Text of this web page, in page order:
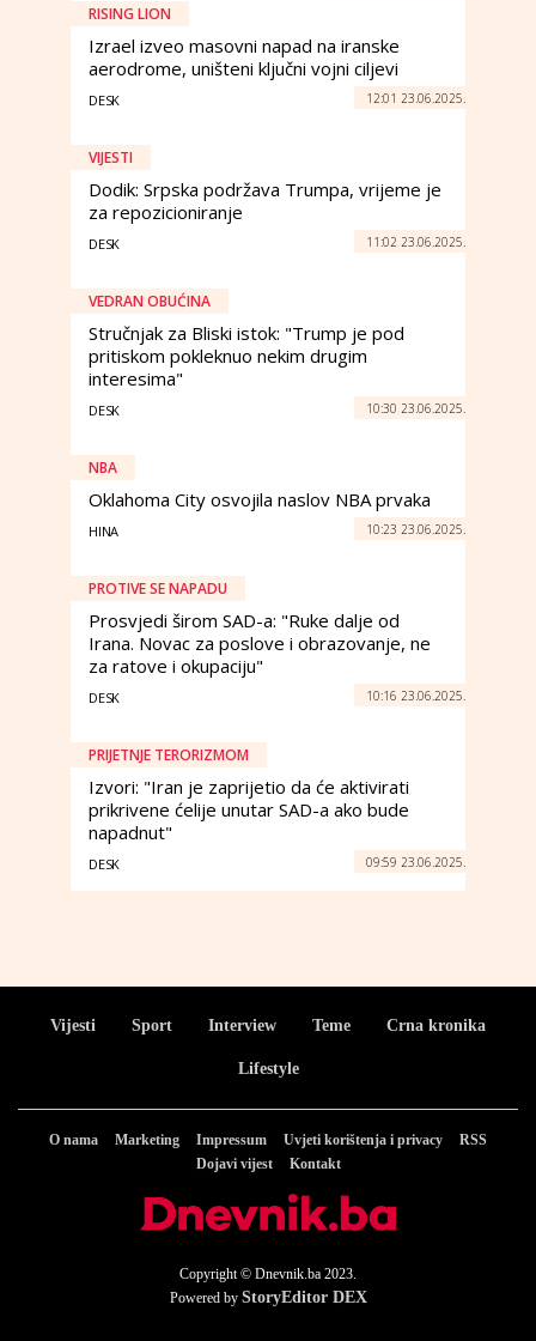
RISING LION
Izrael izveo masovni napad na iranske
aerodrome, uništeni ključni vojni ciljevi
DESK 12:01 23.06.2025.
VIJESTI
Dodik: Srpska podržava Trumpa, vrijeme je
za repozicioniranje
DESK 11:02 23.06.2025.
VEDRAN OBUĆINA
Stručnjak za Bliski istok: "Trump je pod
pritiskom pokleknuo nekim drugim
interesima"
DESK 10:30 23.06.2025.
NBA
Oklahoma City osvojila naslov NBA prvaka
HINA 10:23 23.06.2025.
PROTIVE SE NAPADU
Prosvjedi širom SAD-a: "Ruke dalje od
Irana. Novac za poslove i obrazovanje, ne
za ratove i okupaciju"
DESK 10:16 23.06.2025.
PRIJETNJE TERORIZMOM
Izvori: "Iran je zaprijetio da će aktivirati
prikrivene ćelije unutar SAD-a ako bude
napadnut"
DESK 09:59 23.06.2025.
Vijesti Sport Interview Teme Crna kronika
Lifestyle
O nama Marketing Impressum Uvjeti korištenja i privacy
RSS
Dojavi vijest
Kontakt
Copyright © Dnevnik.ba 2023.
Powered by StoryEditor DEX